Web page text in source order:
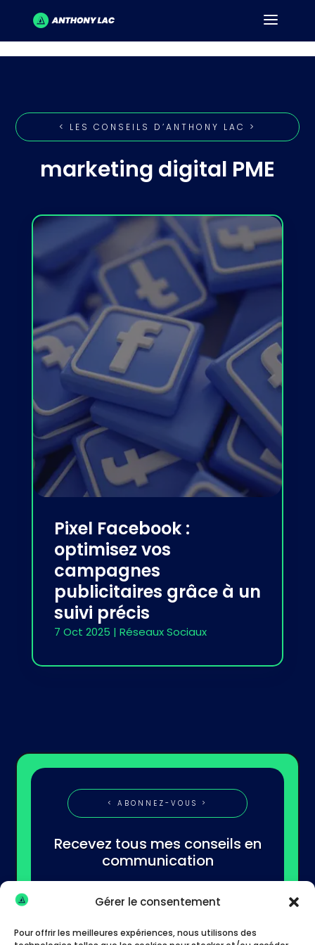
Gérer le consentement
Pour offrir les meilleures expériences, nous utilisons des
< LES CONSEILS D’ANTHONY LAC >
marketing digital PME
Pixel Facebook :
optimisez vos
campagnes
publicitaires grâce à un
suivi précis
7 Oct 2025 | Réseaux Sociaux
< ABONNEZ-VOUS >
Recevez tous mes conseils en
communication